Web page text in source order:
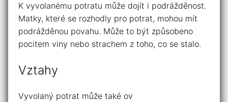
K vyvolanému potratu může dojít i podrážděnost.
Matky, které se rozhodly pro potrat, mohou mít
podrážděnou povahu. Může to být způsobeno
pocitem viny nebo strachem z toho, co se stalo.
Vztahy
Vyvolaný potrat může také ov